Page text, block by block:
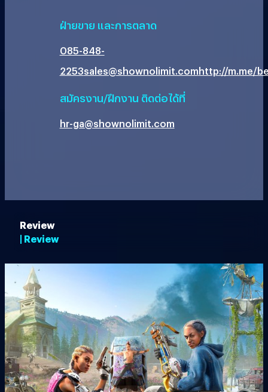
ฝ่ายขาย และการตลาด
085-848-
2253sales@shownolimit.comhttp://m.me/
สมัครงาน/ฝึกงาน ติดต่อได้ที่
hr-ga@shownolimit.com
Review
| Review